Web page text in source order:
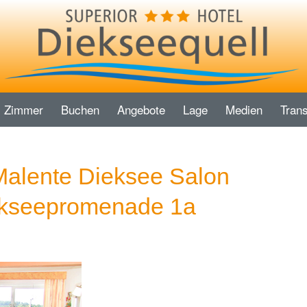
Zimmer Buchen Angebote Lage Medien
Dieksee Salon
1a